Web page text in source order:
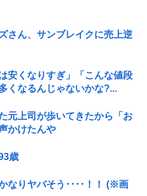
さん、サンブレイクに売上逆
安くなりすぎ」「こんな値段
くなるんじゃないかな?...
元上司が歩いてきたから「お
かけたんや
歳
なりヤバそう････！！ (※画